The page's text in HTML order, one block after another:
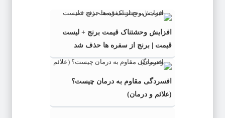
افزایش وحشتناک قیمت برنج + لیست
قیمت | برنج از سفره ها حذف شد
افسردگی مقاوم به درمان چیست؟
(علائم و درمان)